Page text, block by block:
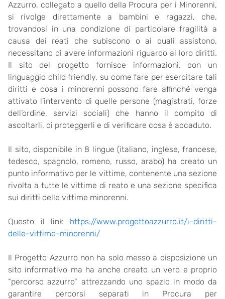
Azzurro, collegato a quello della Procura per i Minorenni,
si rivolge direttamente a bambini e ragazzi, che,
trovandosi in una condizione di particolare fragilità a
causa dei reati che subiscono o ai quali assistono,
necessitano di avere informazioni riguardo ai loro diritti.
Il sito del progetto fornisce informazioni, con un
linguaggio child friendly, su come fare per esercitare tali
diritti e cosa i minorenni possono fare affinché venga
attivato l’intervento di quelle persone (magistrati, forze
dell’ordine, servizi sociali) che hanno il compito di
ascoltarli, di proteggerli e di verificare cosa è accaduto.
Il sito, disponibile in 8 lingue (italiano, inglese, francese,
tedesco, spagnolo, romeno, russo, arabo) ha creato un
punto informativo per le vittime, contenente una sezione
rivolta a tutte le vittime di reato e una sezione specifica
sui diritti delle vittime minorenni.
Questo il link https://www.progettoazzurro.it/i-diritti-
delle-vittime-minorenni/
Il Progetto Azzurro non ha solo messo a disposizione un
sito informativo ma ha anche creato un vero e proprio
“percorso azzurro” attrezzando uno spazio in modo da
garantire percorsi separati in Procura per